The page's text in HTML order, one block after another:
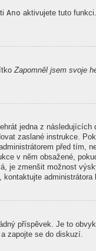
Ano aktivujete tuto
Zapomněl jsem svoje
jedna z
zaslané instrukce.
před tím,
v něm obsažené,
je zmenšit možnost
administrátora
příspěvek. Je to
zapojte se do diskuzí.